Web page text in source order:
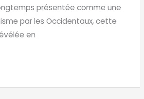
présentée comme une
par les Occidentaux, cette
en